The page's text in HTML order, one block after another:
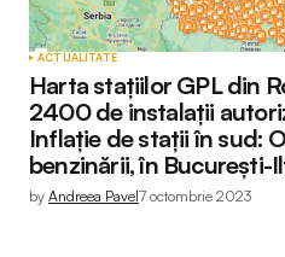
ACTUALITATE
Harta stațiilor GPL din
2400 de instalații
Inflație de stații în sud:
benzinării, în
by Andreea Pavel7 octombrie 2023